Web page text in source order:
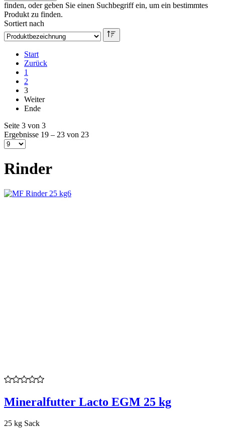
finden, oder geben Sie einen Suchbegriff ein, um ein bestimmtes
Produkt zu finden.
Sortiert nach
Start
Zurück
1
2
3
Weiter
Ende
Seite 3 von 3
Ergebnisse 19 – 23 von 23
Rinder
Mineralfutter Lacto EGM 25 kg
25 kg Sack